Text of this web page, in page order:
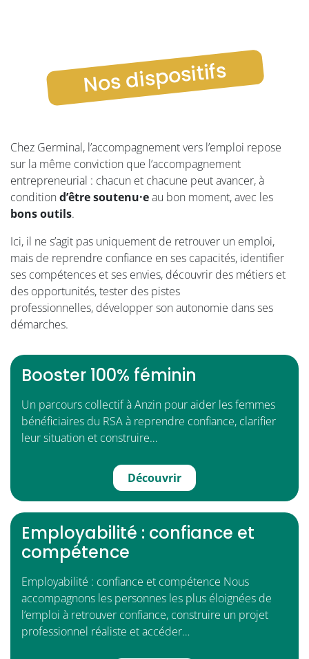
Nos dispositifs
Chez Germinal, l’accompagnement vers l’emploi repose
sur la même conviction que l’accompagnement
entrepreneurial : chacun et chacune peut avancer, à
conditiond’être soutenu·eau bon moment, avec les
bons outils.
Ici, il ne s’agit pas uniquement de retrouver un emploi,
mais de reprendre confiance en ses capacités, identifier
ses compétences et ses envies, découvrir des métiers et
des opportunités, tester des pistes
professionnelles, développer son autonomie dans ses
démarches.
Booster 100% féminin
Un parcours collectif à Anzin pour aider les femmes
bénéficiaires du RSA à reprendre confiance, clarifier
leur situation et construire…
Découvrir
Employabilité : confiance et
compétence
Employabilité : confiance et compétence Nous
accompagnons les personnes les plus éloignées de
l’emploi à retrouver confiance, construire un projet
professionnel réaliste et accéder…